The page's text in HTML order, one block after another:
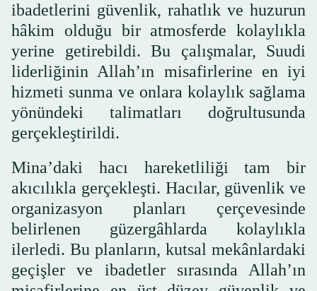
ibadetlerini güvenlik, rahatlık ve huzurun
hâkim olduğu bir atmosferde kolaylıkla
yerine getirebildi. Bu çalışmalar, Suudi
liderliğinin Allah’ın misafirlerine en iyi
hizmeti sunma ve onlara kolaylık sağlama
yönündeki talimatları doğrultusunda
gerçekleştirildi.
Mina’daki hacı hareketliliği tam bir
akıcılıkla gerçekleşti. Hacılar, güvenlik ve
organizasyon planları çerçevesinde
belirlenen güzergâhlarda kolaylıkla
ilerledi. Bu planların, kutsal mekânlardaki
geçişler ve ibadetler sırasında Allah’ın